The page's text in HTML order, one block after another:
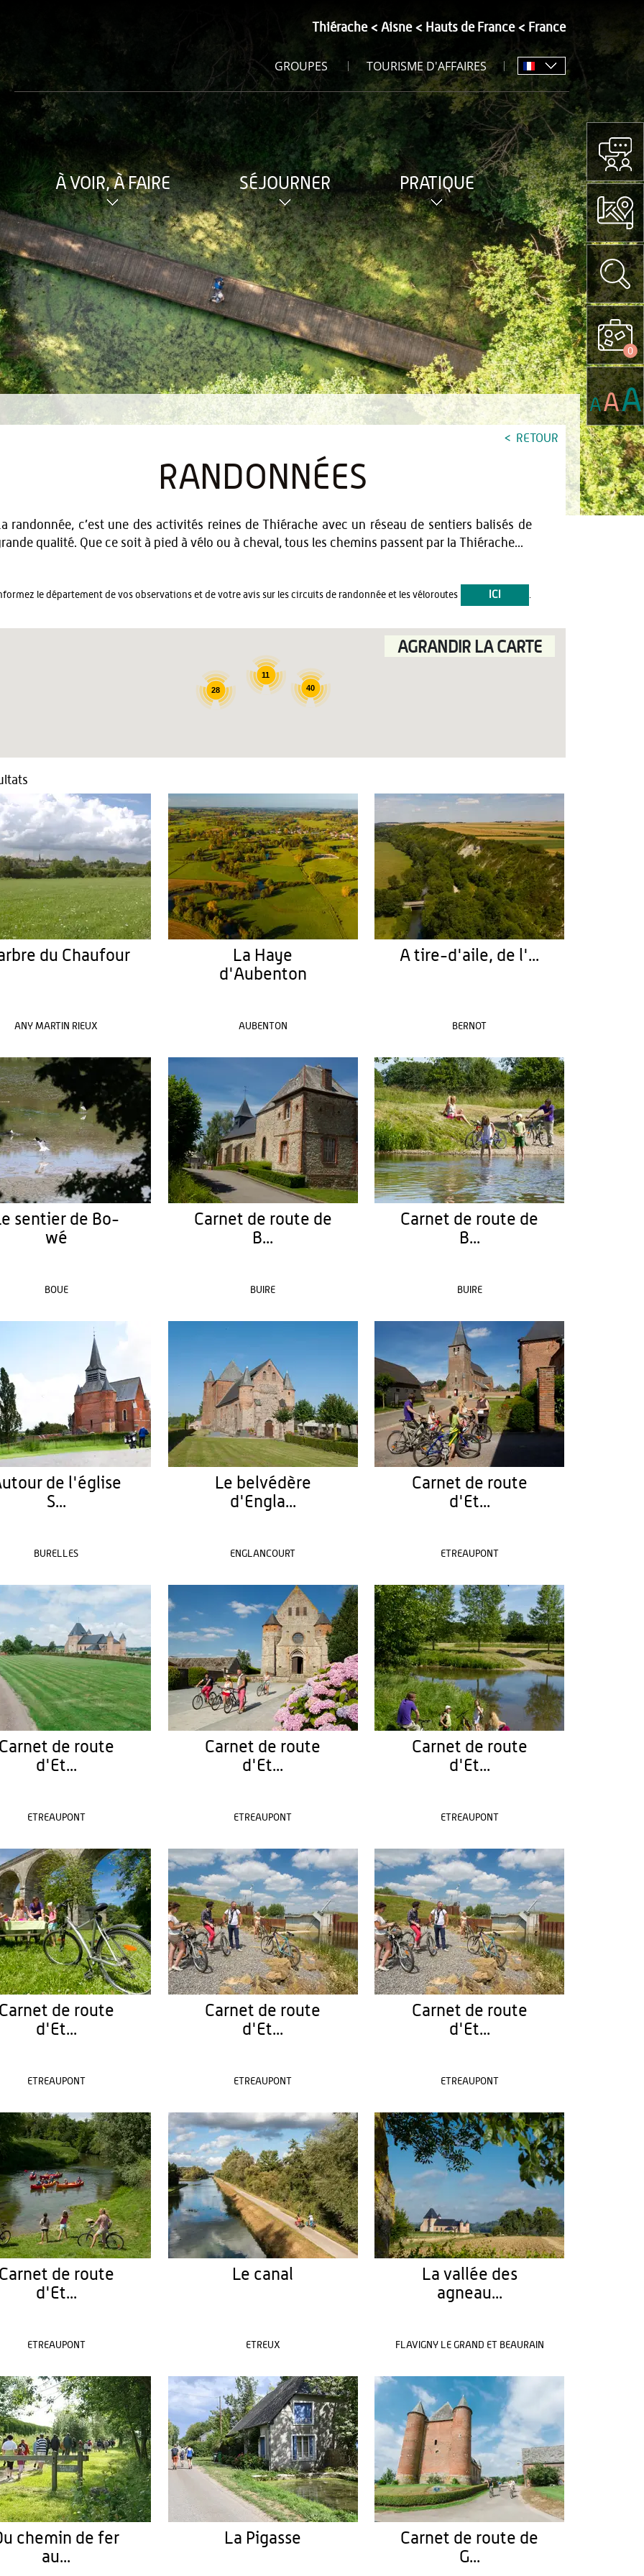
Thiérache Aisne Hauts de France France
GROUPES TOURISME D'AFFAIRES
À VOIR, À FAIRE SÉJOURNER PRATIQUE
RETOUR
RANDONNÉES
randonnée, c’est une des activités reines de Thiérache avec un réseau de sentiers balisés de
qualité. Que ce soit à pied à vélo ou à cheval, tous les chemins passent par la Thiérache...
le département de vos observations et de votre avis sur les circuits de randonnée et les véloroutes ICI .
40
28
11
AGRANDIR LA CARTE
du Chaufour
ANY MARTIN RIEUX
La Haye
d'Aubenton
AUBENTON
A tire-d'aile, de l'...
BERNOT
sentier de Bo-
wé
BOUE
Carnet de route de
B...
BUIRE
Carnet de route de
B...
BUIRE
de l'église
S...
BURELLES
Le belvédère
d'Engla...
ENGLANCOURT
Carnet de route
d'Et...
ETREAUPONT
de route
d'Et...
ETREAUPONT
Carnet de route
d'Et...
ETREAUPONT
Carnet de route
d'Et...
ETREAUPONT
de route
d'Et...
ETREAUPONT
Carnet de route
d'Et...
ETREAUPONT
Carnet de route
d'Et...
ETREAUPONT
de route
d'Et...
ETREAUPONT
Le canal
ETREUX
La vallée des
agneau...
FLAVIGNY LE GRAND ET BEAURAIN
chemin de fer
au...
La Pigasse
Carnet de route de
G...
0
AAA